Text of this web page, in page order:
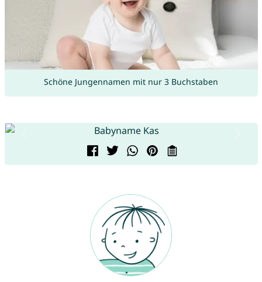
Schöne Jungennamen mit nur 3 Buchstaben